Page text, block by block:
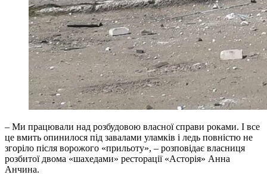
– Ми працювали над розбудовою власної справи роками. І все
це вмить опинилося під завалами уламків і ледь повністю не
згоріло після ворожого «прильоту», – розповідає власниця
розбитої двома «шахедами» ресторації «Асторія» Анна
Анчина.